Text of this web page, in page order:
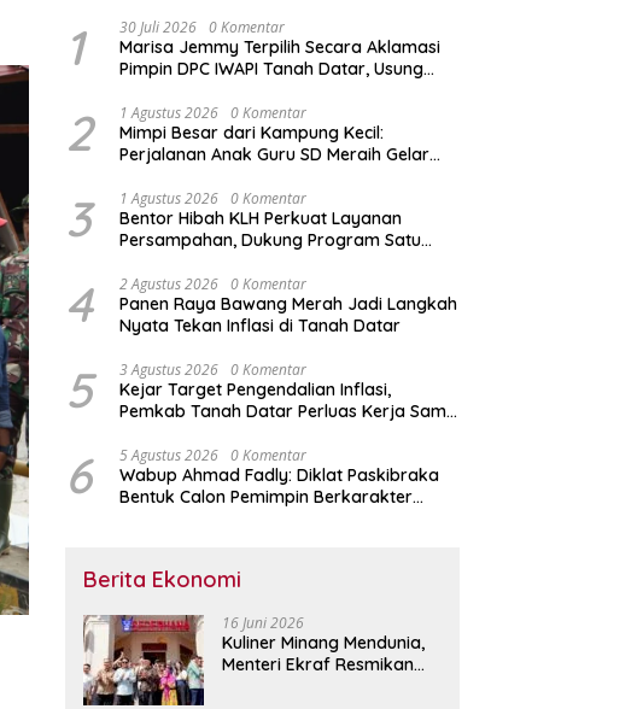
1 30 Juli 2026 0 Komentar
Marisa Jemmy Terpilih Secara Aklamasi
Pimpin DPC IWAPI Tanah Datar, Usung
Saing
2 1 Agustus 2026 0 Komentar
Mimpi Besar dari Kampung Kecil:
Perjalanan Anak Guru SD Meraih Gelar
3 1 Agustus 2026 0 Komentar
Bentor Hibah KLH Perkuat Layanan
Persampahan, Dukung Program Satu
4 2 Agustus 2026 0 Komentar
Panen Raya Bawang Merah Jadi Langkah
Nyata Tekan Inflasi di Tanah Datar
5 3 Agustus 2026 0 Komentar
Kejar Target Pengendalian Inflasi,
Pemkab Tanah Datar Perluas Kerja Sama
6 5 Agustus 2026 0 Komentar
Wabup Ahmad Fadly: Diklat Paskibraka
Bentuk Calon Pemimpin Berkarakter
Berita Ekonomi
16 Juni 2026
Kuliner Minang Mendunia,
Menteri Ekraf Resmikan